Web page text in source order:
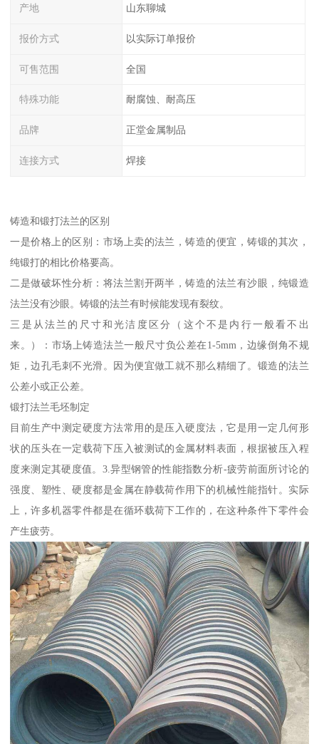
产地 山东聊城
报价方式 以实际订单报价
可售范围 全国
特殊功能 耐腐蚀、耐高压
品牌 正堂金属制品
连接方式 焊接
铸造和锻打法兰的区别
一是价格上的区别：市场上卖的法兰，铸造的便宜，铸锻的其次，
纯锻打的相比价格要高。
二是做破坏性分析：将法兰割开两半，铸造的法兰有沙眼，纯锻造
法兰没有沙眼。铸锻的法兰有时候能发现有裂纹。
三是从法兰的尺寸和光洁度区分（这个不是内行一般看不出
来。）：市场上铸造法兰一般尺寸负公差在1-5mm，边缘倒角不规
矩，边孔毛刺不光滑。因为便宜做工就不那么精细了。锻造的法兰
公差小或正公差。
锻打法兰毛坯制定
目前生产中测定硬度方法常用的是压入硬度法，它是用一定几何形
状的压头在一定载荷下压入被测试的金属材料表面，根据被压入程
度来测定其硬度值。3.异型钢管的性能指数分析-疲劳前面所讨论的
强度、塑性、硬度都是金属在静载荷作用下的机械性能指针。实际
上，许多机器零件都是在循环载荷下工作的，在这种条件下零件会
产生疲劳。